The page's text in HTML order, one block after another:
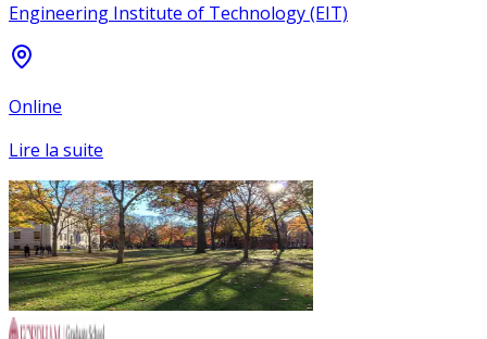
Engineering Institute of Technology (EIT)
Online
Lire la suite